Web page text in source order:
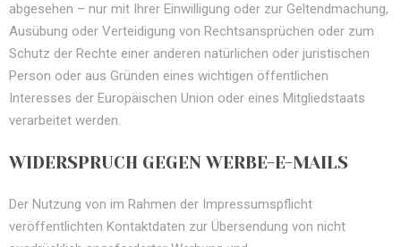
abgesehen – nur mit Ihrer Einwilligung oder zur Geltendmachung,
Ausübung oder Verteidigung von Rechtsansprüchen oder zum
Schutz der Rechte einer anderen natürlichen oder juristischen
Person oder aus Gründen eines wichtigen öffentlichen
Interesses der Europäischen Union oder eines Mitgliedstaats
verarbeitet werden.
WIDERSPRUCH GEGEN WERBE-E-MAILS
Der Nutzung von im Rahmen der Impressumspflicht
veröffentlichten Kontaktdaten zur Übersendung von nicht